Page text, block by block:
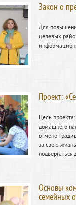
Закон о
Для
целевых
Проект:
Цель
домашнего
отмене
за свою
Основы
семейных